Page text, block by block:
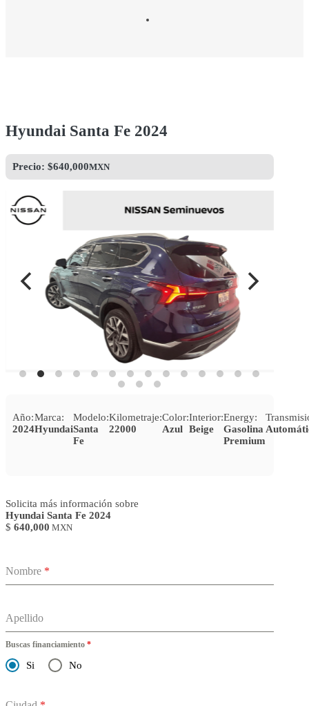
Hyundai Santa Fe 2024
Precio: $640,000MXN
Año:
2024
Marca:
Hyundai
Modelo:
Santa
Fe
Kilometraje:
22000
Color:
Azul
Interior:
Beige
Energy:
Gasolina
Premium
Solicita más información sobre
Hyundai Santa Fe 2024
$ 640,000 MXN
Nombre *
Apellido
Buscas financiamiento *
Si No